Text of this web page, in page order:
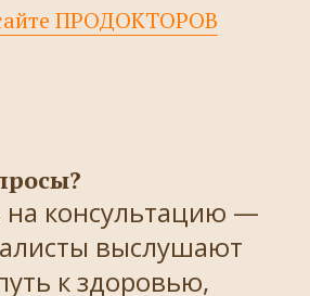
ПРОДОКТОРОВ
консультацию —
выслушают
к здоровью,